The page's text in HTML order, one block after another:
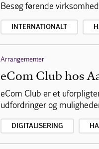
Besøg førende
INTERNATIONALT
Arrangementer
eCom Club hos
eCom Club er et
udfordringer og
DIGITALISERING